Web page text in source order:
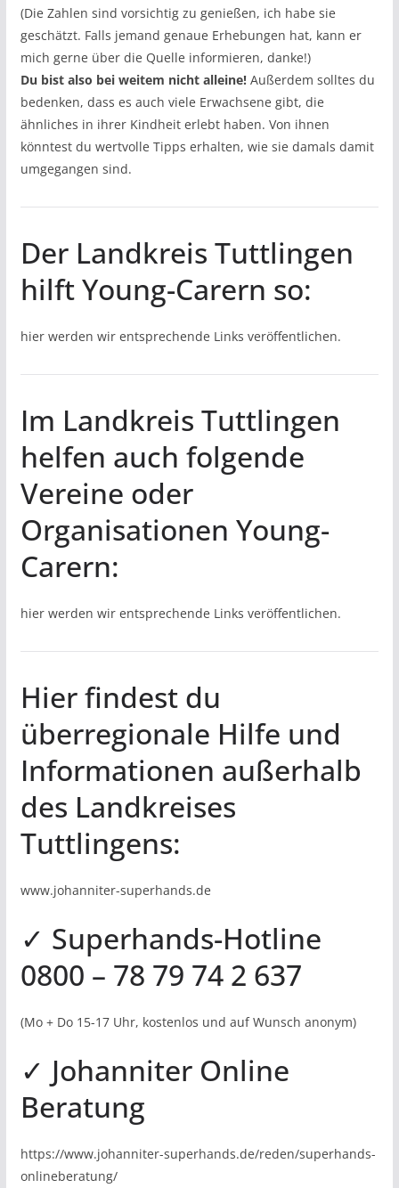
(Die Zahlen sind vorsichtig zu genießen, ich habe sie
geschätzt. Falls jemand genaue Erhebungen hat, kann er
mich gerne über die Quelle informieren, danke!)
Du bist also bei weitem nicht alleine! Außerdem solltes du
bedenken, dass es auch viele Erwachsene gibt, die
ähnliches in ihrer Kindheit erlebt haben. Von ihnen
könntest du wertvolle Tipps erhalten, wie sie damals damit
umgegangen sind.
Der Landkreis Tuttlingen
hilft Young-Carern so:
hier werden wir entsprechende Links veröffentlichen.
Im Landkreis Tuttlingen
helfen auch folgende
Vereine oder
Organisationen Young-
Carern:
hier werden wir entsprechende Links veröffentlichen.
Hier findest du
überregionale Hilfe und
Informationen außerhalb
des Landkreises
Tuttlingens:
www.johanniter-superhands.de
✓ Superhands-Hotline
0800 – 78 79 74 2 637
(Mo + Do 15-17 Uhr, kostenlos und auf Wunsch anonym)
✓ Johanniter Online
Beratung
https://www.johanniter-superhands.de/reden/superhands-
onlineberatung/